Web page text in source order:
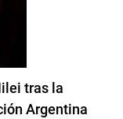
tras la
Argentina